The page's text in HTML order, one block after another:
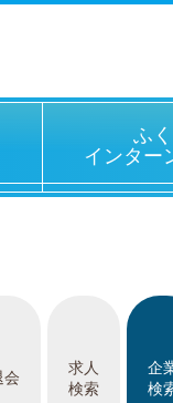
ふ
インター
会
求人
検索
企
検